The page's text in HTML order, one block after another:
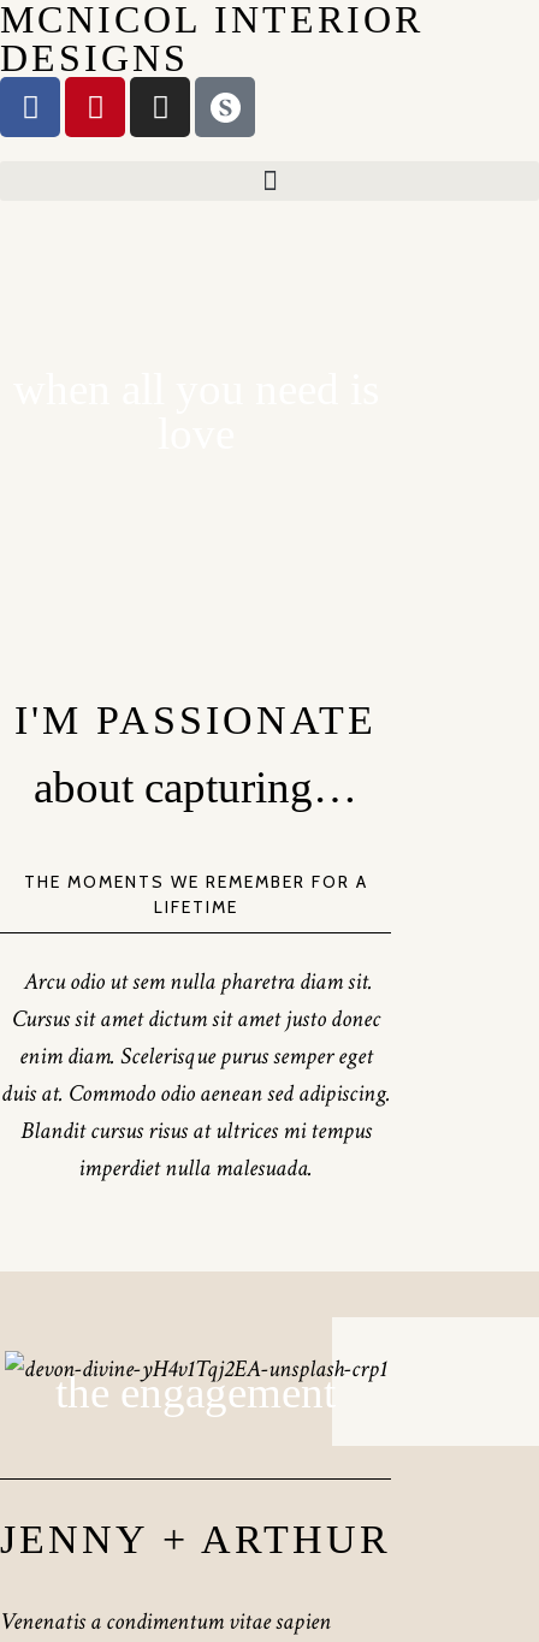
MCNICOL INTERIOR
DESIGNS
I'M PASSIONATE
about capturing…
THE MOMENTS WE REMEMBER FOR A
LIFETIME
Arcu odio ut sem nulla pharetra diam sit.
Cursus sit amet dictum sit amet justo donec
enim diam. Scelerisque purus semper eget
duis at. Commodo odio aenean sed adipiscing.
Blandit cursus risus at ultrices mi tempus
imperdiet nulla malesuada.
JENNY + ARTHUR
Venenatis a condimentum vitae sapien
the engagement